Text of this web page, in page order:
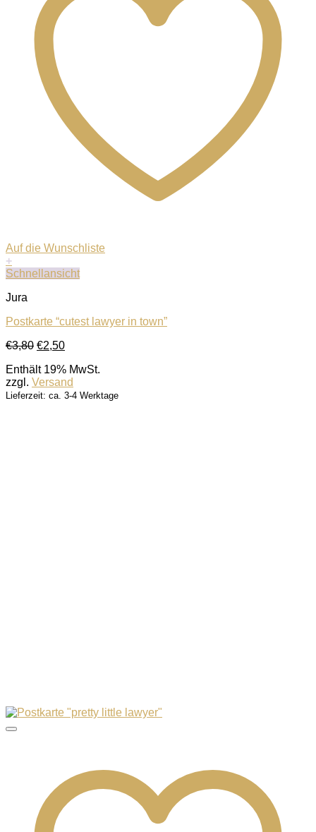
Auf die Wunschliste
+
Schnellansicht
Jura
Postkarte “cutest lawyer in town”
€3,80 Ursprünglicher
war:
€3,80
€2,50Aktueller
ist:
€2,50.
Enthält 19% MwSt.
zzgl. Versand
Lieferzeit: ca. 3-4 Werktage